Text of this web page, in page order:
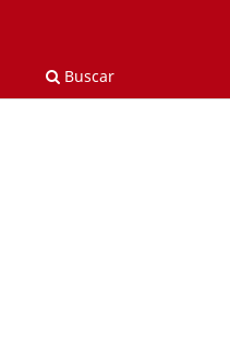
Buscar